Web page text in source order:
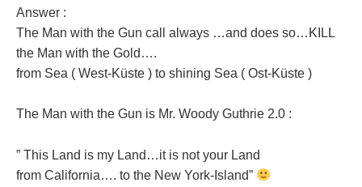
Answer :
The Man with the Gun call always …and does so…KILL
the Man with the Gold….
from Sea ( West-Küste ) to shining Sea ( Ost-Küste )
The Man with the Gun is Mr. Woody Guthrie 2.0 :
” This Land is my Land…it is not your Land
from California…. to the New York-Island”